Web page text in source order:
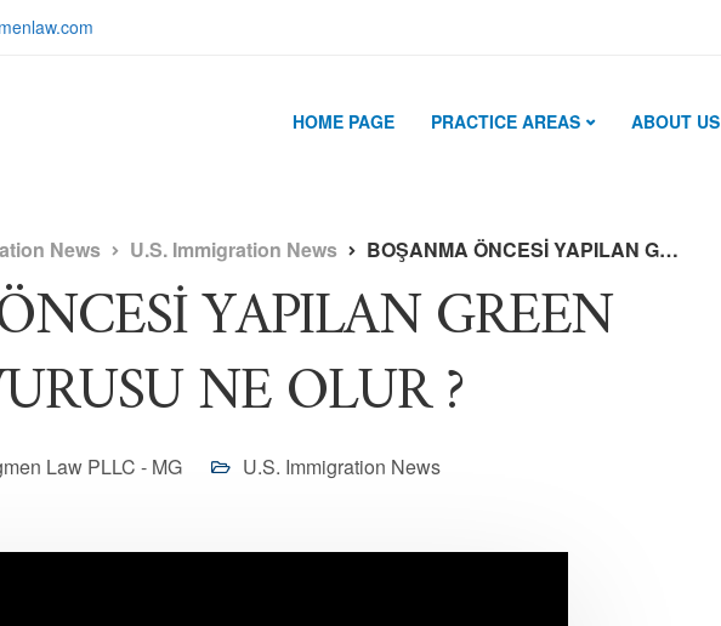
HOME PAGE PRACTICE AREAS ABOUT US
News U.S. Immigration News BOŞANMA ÖNCESİ YAPILAN GREEN CARD BAŞVURUSU NE OLUR ?
YAPILAN GREEN
NE OLUR ?
Law PLLC - MG U.S. Immigration News